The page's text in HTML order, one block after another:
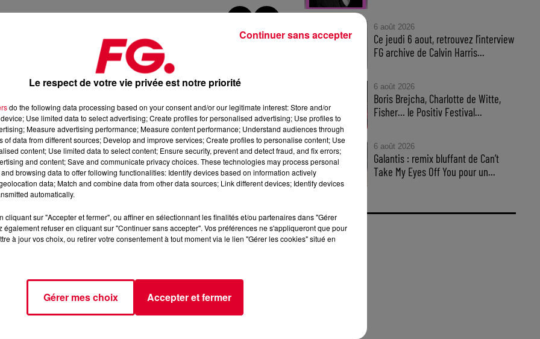
, que l’annonce a été faite. Marseille va demander le
Historiques.
Phocéenne cherche ainsi, et enfin, à valoriser son
Villa Valmer, lesEscaliers de la gareou encore leMusée
93 en tout – mais il s’agira d’élargir le nombre pour une
lePalais du Pharoou laTour du Lazaretqui n’ont
6 août 2026
Ce jeudi 6 aout, retrouvez l'interview
FG archive de Calvin Harris...
6 août 2026
Boris Brejcha, Charlotte de Witte,
Fisher… le Positiv Festival...
6 août 2026
Galantis : remix bluffant de Can’t
Take My Eyes Off You pour un...
Le respect de votre vie privée est notre priorité
do the following data processing based on your consent and/or our legitimate interest: Store and/or
Use limited data to select advertising; Create profiles for personalised advertising; Use profiles to
Measure advertising performance; Measure content performance; Understand audiences through
of data from different sources; Develop and improve services; Create profiles to personalise content; Use
content; Use limited data to select content; Ensure security, prevent and detect fraud, and fix errors;
and content; Save and communicate privacy choices. These technologies may process personal
browsing data to offer following functionalities: Identify devices based on information actively
data; Match and combine data from other data sources; Link different devices; Identify devices
automatically.
cliquant sur "Accepter et fermer", ou affiner en sélectionnant les finalités et/ou partenaires dans "Gérer
également refuser en cliquant sur "Continuer sans accepter". Vos préférences ne s'appliqueront que pour
à jour vos choix, ou retirer votre consentement à tout moment via le lien "Gérer les cookies" situé en
Gérer mes choix Accepter et fermer
Continuer sans accepter